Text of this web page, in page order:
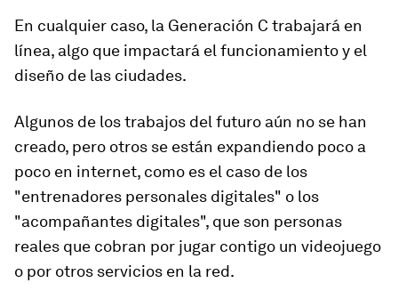
En cualquier caso, la Generación C trabajará en
línea, algo que impactará el funcionamiento y el
diseño de las ciudades.
Algunos de los trabajos del futuro aún no se han
creado, pero otros se están expandiendo poco a
poco en internet, como es el caso de los
"entrenadores personales digitales" o los
"acompañantes digitales", que son personas
reales que cobran por jugar contigo un videojuego
o por otros servicios en la red.